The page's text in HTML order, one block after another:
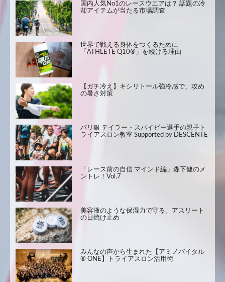
国内人気No1のレースウエアは？ 話題の冷
却アイテムが当たる市場調査
世界で戦える身体をつくるために
「ATHLETE Q10®」を続ける理由
【ガチ冷え】キシリトール強冷感で、攻め
の暑さ対策
パリ銀 テイラー・スパイビー選手の親子ト
ライアスロン教室 Supported by DESCENTE
「レース前の自信 マインド編」森下健のメ
ントレ！Vol.7
美容液のような保湿力で守る。アスリート
の日焼け止め
みんなの声から生まれた【アミノバイタル
® ONE】トライアスロン活用術